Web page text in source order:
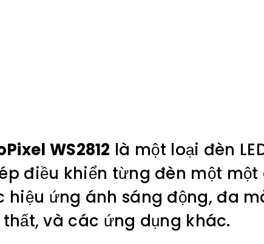
WS2812 là một loại đèn
điều khiển từng đèn một
hiệu ứng ánh sáng động, đa
và các ứng dụng khác.